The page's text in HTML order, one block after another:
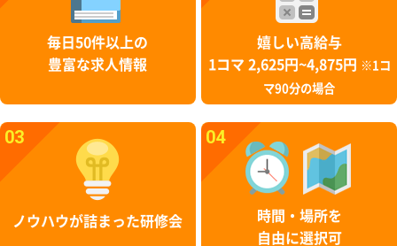
毎日50件以上の
豊富な求人情報
嬉しい高給与
1コマ 2,625円~4,875円
※1コ
マ90分の場合
03
ノウハウが詰まった研修会
04
時間・場所を
自由に選択可